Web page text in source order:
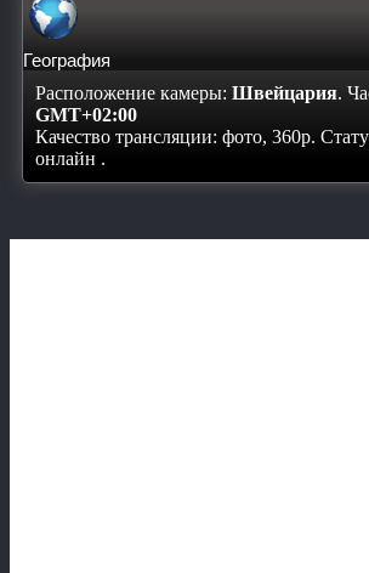
География
Расположение камеры: Швейцария.
GMT+02:00
Качество трансляции: фото, 360p.
онлайн .